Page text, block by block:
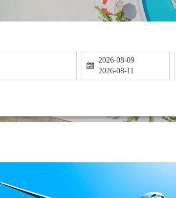
2026-08-09
2026-08-11